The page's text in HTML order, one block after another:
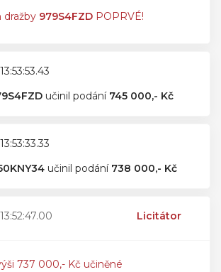
dražby 979S4FZD POPRVÉ!
učinil podání 745 000,- Kč
učinil podání 738 000,- Kč
Licitátor
737 000,- Kč učiněné